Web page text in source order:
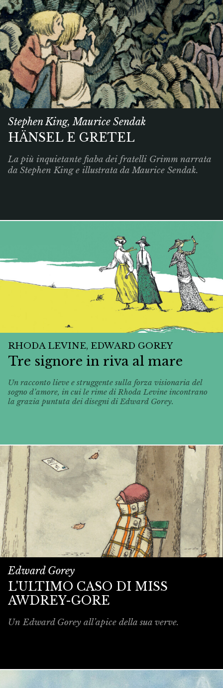
Stephen King, Maurice Sendak
HÄNSEL E GRETEL
La più inquietante fiaba dei fratelli Grimm narrata
da Stephen King e illustrata da Maurice Sendak.
RHODA LEVINE, EDWARD GOREY
Tre signore in riva al mare
Un racconto lieve e struggente sulla forza visionaria del
sogno d’amore, in cui le rime di Rhoda Levine incontrano
la grazia puntuta dei disegni di Edward Gorey.
Edward Gorey
L'ULTIMO CASO DI MISS
AWDREY-GORE
Un Edward Gorey all’apice della sua verve.